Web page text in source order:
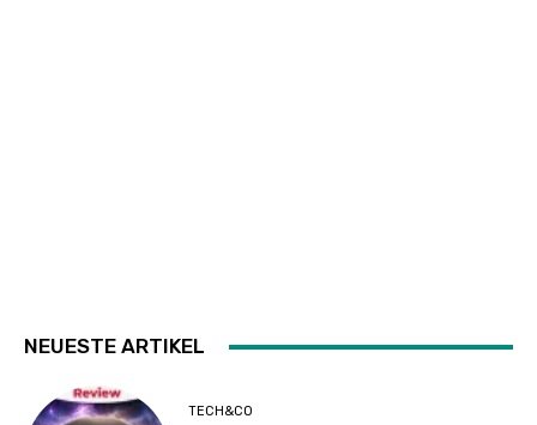
NEUESTE ARTIKEL
TECH&CO